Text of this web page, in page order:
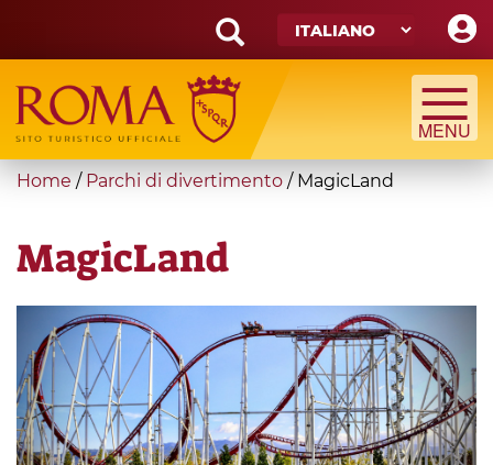
main
content
Search
form
Cerca
You
here
Home / Parchi di divertimento / MagicLand
MagicLand